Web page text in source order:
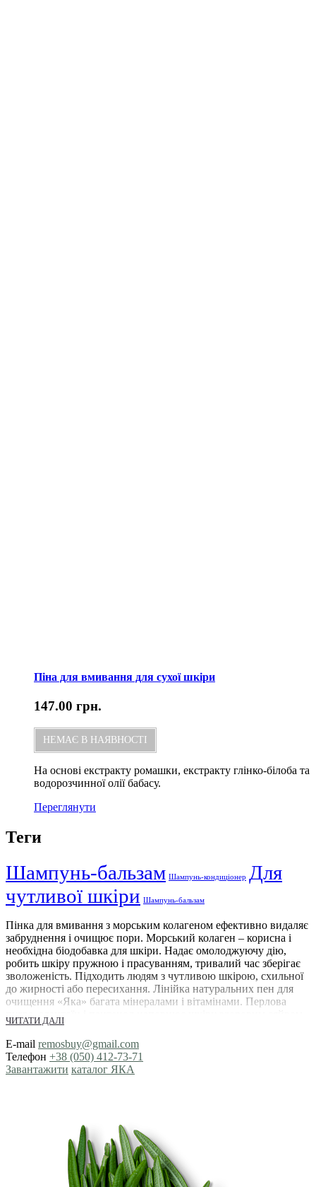
Піна для вмивання для сухої шкіри
147.00 грн.
НЕМАЄ В НАЯВНОСТІ
На основі екстракту ромашки, екстракту глінко-білоба та
водорозчинної олії бабасу.
Переглянути
Теги
Шампунь-бальзам Шампунь-кондиціонер
Для
чутливої шкіри Шампунь-бальзам
Пінка для вмивання з морським колагеном ефективно видаляє
забруднення і очищює пори. Морський колаген – корисна і
необхідна біодобавка для шкіри. Надає омолоджуючу дію,
робить шкіру пружною і прасуванням, тривалий час зберігає
зволоженість. Підходить людям з чутливою шкірою, схильної
до жирності або пересихання. Лінійка натуральних пен для
очищення «Яка» багата мінералами і вітамінами. Перлова
надаючи натуральну красу без макіяжу. Ніжна пінка «Яка» є
одним з кращих засобів для демакіяжу. Чи не порушує
природний баланс шкіри, м’яко видаляє відмерлі клітини,
підходить для щоденного використання.
Одним з найбільш поширених засобів по догляду за шкірою
обличчя є пінка для вмивання, яка так само підходить
підліткам і людям з чутливою шкірою. З її допомогою можна
зняти вуличне забруднення, надлишок сальних виділень і
ЧИТАТИ ДАЛІ
E-mail remosbuy@gmail.com
Телефон +38 (050) 412-73-71
Завантажити каталог ЯКА